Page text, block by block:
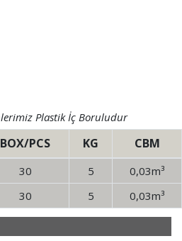
Plastik İç Boruludur
BOX/PCS KG CBM
30 5
0,03m³
30 5 0,03m³